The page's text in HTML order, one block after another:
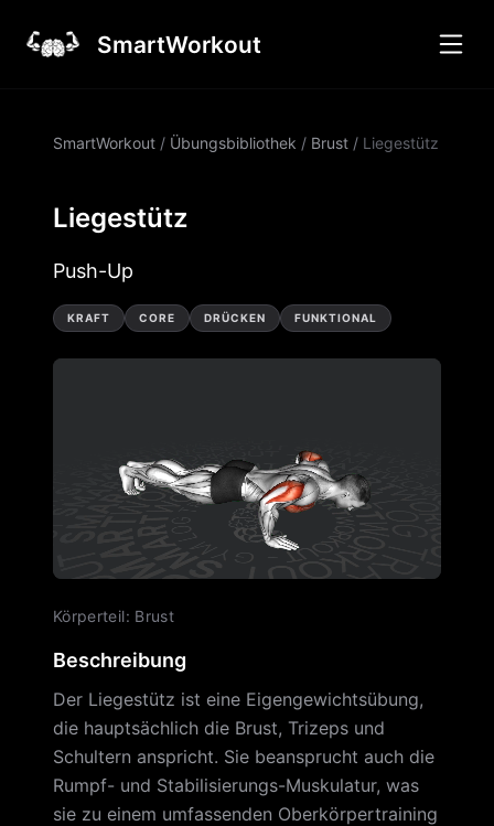
SmartWorkout
SmartWorkout / Übungsbibliothek / Brust / Liegestütz
Liegestütz
Push-Up
KRAFT CORE DRÜCKEN FUNKTIONAL
Körperteil: Brust
Beschreibung
Der Liegestütz ist eine Eigengewichtsübung,
die hauptsächlich die Brust, Trizeps und
Schultern anspricht. Sie beansprucht auch die
Rumpf- und Stabilisierungs-Muskulatur, was
sie zu einem umfassenden Oberkörpertraining